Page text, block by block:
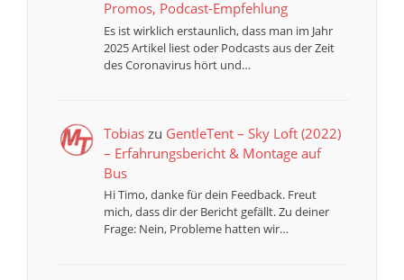
Promos, Podcast-Empfehlung
Es ist wirklich erstaunlich, dass man im Jahr
2025 Artikel liest oder Podcasts aus der Zeit
des Coronavirus hört und…
Tobiaszu GentleTent – Sky Loft (2022)
– Erfahrungsbericht & Montage auf
Bus
Hi Timo, danke für dein Feedback. Freut
mich, dass dir der Bericht gefällt. Zu deiner
Frage: Nein, Probleme hatten wir…